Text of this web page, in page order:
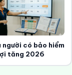
người có bảo hiểm
tăng 2026